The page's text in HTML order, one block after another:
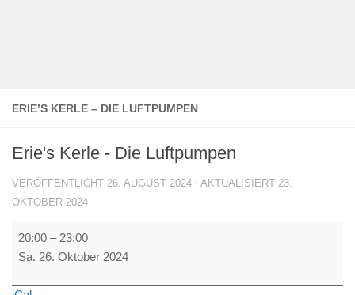
ERIE’S KERLE – DIE LUFTPUMPEN
Erie's Kerle - Die Luftpumpen
VERÖFFENTLICHT 26. AUGUST 2024 · AKTUALISIERT 23.
OKTOBER 2024
Erie's
Kerle
Die
20:00 – 23:00
Sa. 26. Oktober 2024